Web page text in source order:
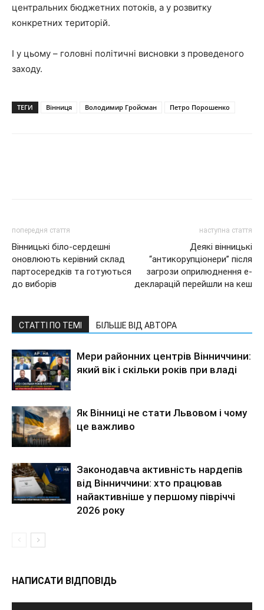
центральних бюджетних потоків, а у розвитку
конкретних територій.
І у цьому – головні політичні висновки з проведеного
заходу.
ТЕГИ Вінниця Володимир Гройсман Петро Порошенко
попередня стаття
Вінницькі біло-сердешні
оновлюють керівний склад
партосередків та готуються
до виборів
наступна стаття
Деякі вінницькі
“антикорупціонери” після
загрози оприлюднення е-
декларацій перейшли на кеш
СТАТТІ ПО ТЕМІ БІЛЬШЕ ВІД АВТОРА
Мери районних центрів Вінниччини:
який вік і скільки років при владі
Як Вінниці не стати Львовом і чому
це важливо
Законодавча активність нардепів
від Вінниччини: хто працював
найактивніше у першому півріччі
2026 року
НАПИСАТИ ВІДПОВІДЬ